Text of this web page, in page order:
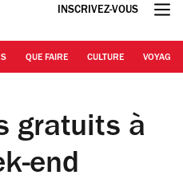
INSCRIVEZ-VOUS
QUE FAIRE CULTURE VOYAGE
gratuits à
end